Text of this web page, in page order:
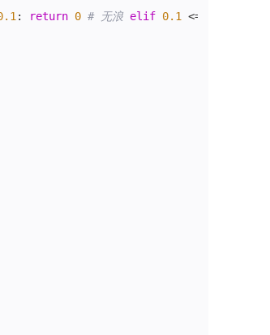
: return 0 # 无浪 elif 0.1 <= hs <